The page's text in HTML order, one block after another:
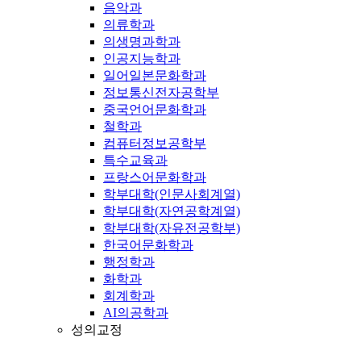
음악과
의류학과
의생명과학과
인공지능학과
일어일본문화학과
정보통신전자공학부
중국언어문화학과
철학과
컴퓨터정보공학부
특수교육과
프랑스어문화학과
학부대학(인문사회계열)
학부대학(자연공학계열)
학부대학(자유전공학부)
한국어문화학과
행정학과
화학과
회계학과
AI의공학과
성의교정